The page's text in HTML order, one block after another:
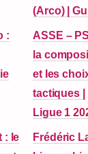
(Arco) |
:
ASSE –
la
et les
tactiques |
Ligue 1
: le
Frédéric